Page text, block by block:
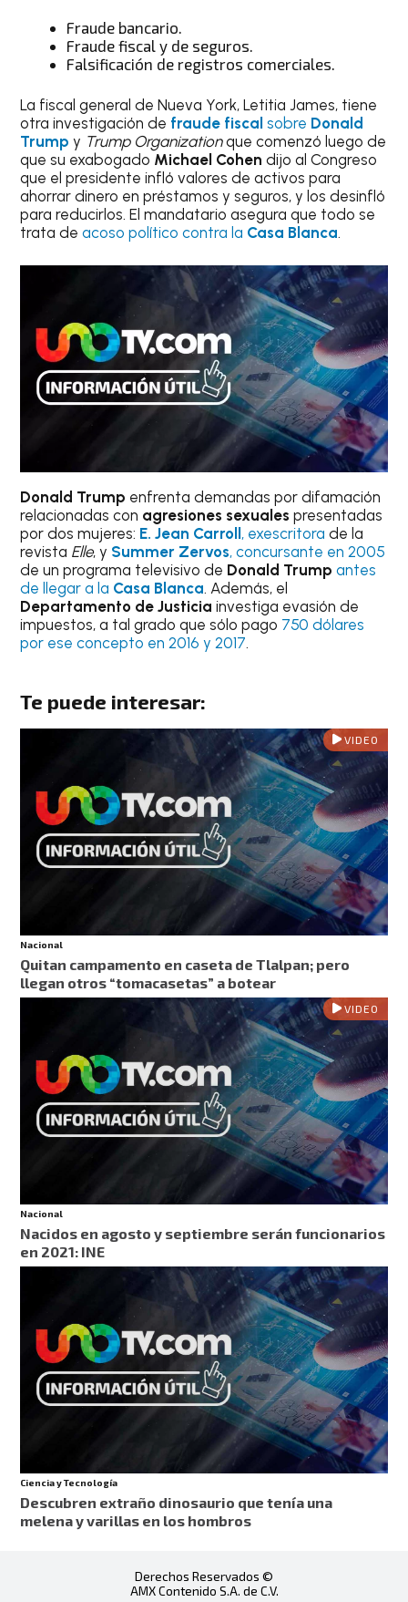
Fraude bancario.
Fraude fiscal y de seguros.
Falsificación de registros comerciales.
La fiscal general de Nueva York, Letitia James, tiene
otra investigación de fraude fiscal sobre Donald
Trump y Trump Organizationque comenzó luego de
que su exabogado Michael Cohen dijo al Congreso
que el presidente infló valores de activos para
ahorrar dinero en préstamos y seguros, y los desinfló
para reducirlos. El mandatario asegura que todo se
trata deacoso político contra la Casa Blanca.
Donald Trump enfrenta demandas por difamación
relacionadas con agresiones sexuales presentadas
por dos mujeres: E. Jean Carroll, exescritora de la
revista Elle, y Summer Zervos, concursante en 2005
de un programa televisivo de Donald Trump antes
de llegar a la Casa Blanca. Además, el
Departamento de Justicia investiga evasión de
impuestos, a tal grado que sólo pago 750 dólares
por ese concepto en 2016 y 2017.
Te puede interesar:
VIDEO
Nacional
Quitan campamento en caseta de Tlalpan; pero
llegan otros “tomacasetas” a botear
VIDEO
Nacional
Nacidos en agosto y septiembre serán funcionarios
en 2021: INE
Ciencia y Tecnología
Descubren extraño dinosaurio que tenía una
melena y varillas en los hombros
Derechos Reservados ©
AMX Contenido S.A. de C.V.